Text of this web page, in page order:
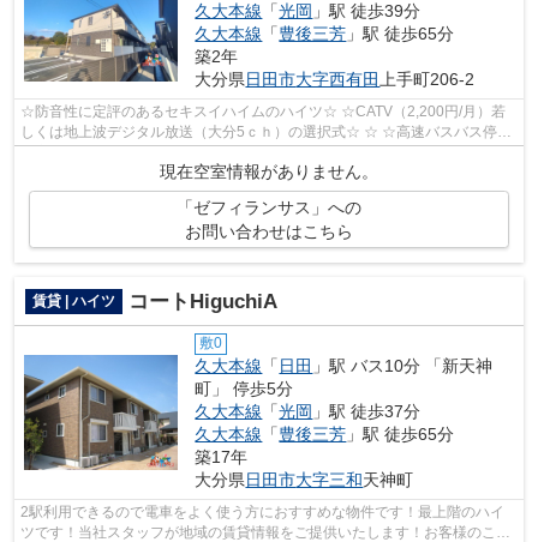
久大本線 「光岡 」駅 徒歩39分
久大本線 「豊後三芳 」駅 徒歩65分
築2年
大分県日田市大字西有田 上手町206-2
☆防音性に定評のあるセキスイハイムのハイツ☆ ☆CATV（2,200円/月）若
しくは地上波デジタル放送（大分5ｃｈ）の選択式☆ ☆ ☆高速バスバス停
現在空室情報がありません。
「ゼフィランサス」への
お問い合わせはこちら
賃貸 | ハイツ コートHiguchiA
敷0
久大本線 「 日田 」駅 バス10分 「新天神
町」 停歩5分
久大本線 「光岡 」駅 徒歩37分
久大本線 「豊後三芳 」駅 徒歩65分
築17年
大分県日田市大字三和天神町
2駅利用できるので電車をよく使う方におすすめな物件です！最上階のハイ
ツです！当社スタッフが地域の賃貸情報をご提供いたします！お客様のこだ